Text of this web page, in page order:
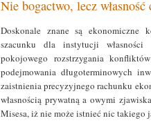
Nie bogactwo, lecz
Doskonale znane są ekonomiczne
szacunku dla instytucji
pokojowego rozstrzygania
podejmowania długoterminowych
zaistnienia precyzyjnego rachunku
własnością prywatną a owymi
Misesa, iż nie może istnieć nic takiego